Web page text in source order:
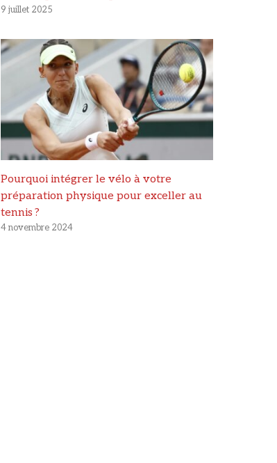
9 juillet 2025
Pourquoi intégrer le vélo à votre
préparation physique pour exceller au
tennis ?
4 novembre 2024